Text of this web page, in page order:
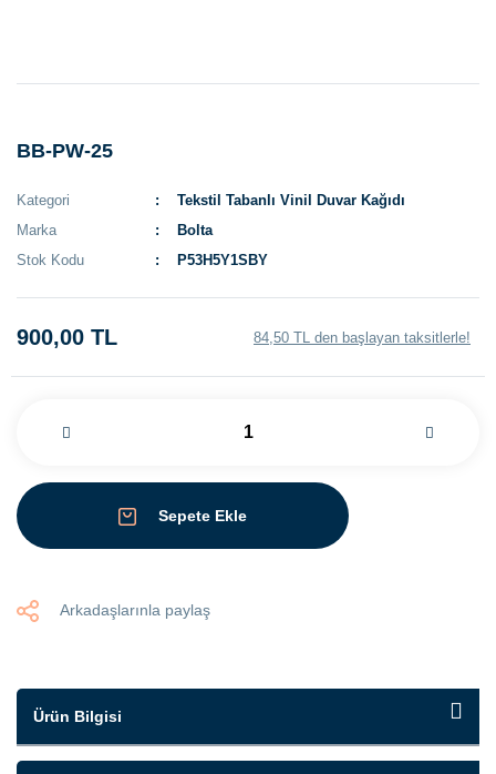
BB-PW-25
Kategori
Tekstil Tabanlı Vinil Duvar Kağıdı
Marka
Bolta
Stok Kodu
P53H5Y1SBY
900,00 TL 84,50 TL den başlayan taksitlerle!
Sepete Ekle
Arkadaşlarınla paylaş
Ürün Bilgisi